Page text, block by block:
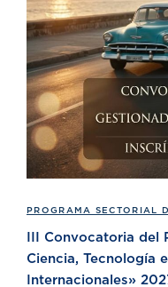
PROGRAMA SECTORIAL
III Convocatoria del
Ciencia, Tecnología
Internacionales»